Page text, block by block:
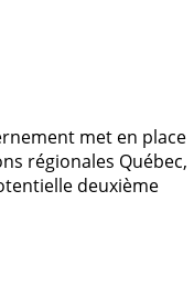
met en place
régionales Québec,
deuxième